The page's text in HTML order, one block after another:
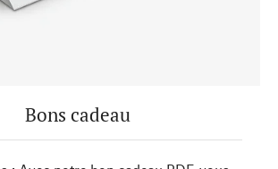
Bons cadeau